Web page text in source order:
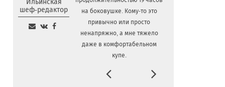
6.08.2026 16:20 Сельские труженики
Тотемского округа получат жилье с
правом выкупа за один процент
Детская футбольная секция
ВоГУ получила поддержку РФС
Prev
Ильинская
шеф-редактор
на боковушке. Кому-то это
привычно или просто
ненапряжно, а мне тяжело
даже в комфортабельном
купе.